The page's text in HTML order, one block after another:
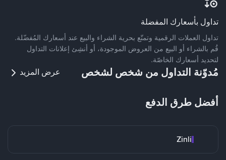
تداول بأسعارك المفضلة
تداول العملات الرقمية وتمتّع بحرية الشراء والبيع عند أسعارك المُفضّلة.
قُم بالشراء أو البيع من العروض الموجودة، أو أنشِئ إعلانات التداول
لتحديد أسعارك الخاصّة.
مُدوّنة التداول من شخص لشخص عرض المزيد
أفضل طرق الدفع
Zinli